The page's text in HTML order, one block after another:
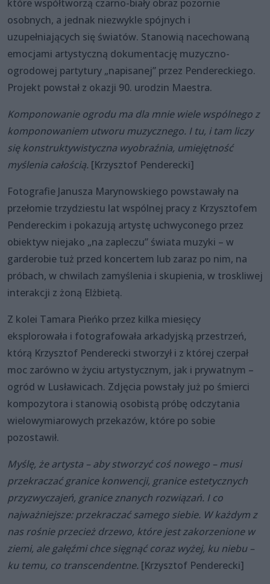
które współtworzą czarno-biały obraz pozornie
osobnych, a jednak niezwykle spójnych i
uzupełniających się światów. Stanowią nacechowaną
emocjami artystyczną dokumentację muzyczno-
ogrodowej partytury „napisanej” przez Pendereckiego.
Projekt powstał z okazji 90. urodzin Maestra.
Komponowanie ogrodu ma dla mnie wiele wspólnego z
komponowaniem utworu muzycznego. I tu, i tam liczy
się konstruktywistyczna wyobraźnia, umiejętność
myślenia całością. [Krzysztof Penderecki]
Fotografie Janusza Marynowskiego powstawały na
przełomie trzydziestu lat wspólnej pracy z Krzysztofem
Pendereckim i pokazują artystę uchwyconego przez
obiektyw niejako „na zapleczu” świata muzyki – w
garderobie tuż przed koncertem lub zaraz po nim, na
próbach, w chwilach zamyślenia i skupienia, w troskliwej
interakcji z żoną Elżbietą.
Z kolei Tamara Pieńko przez kilka miesięcy
eksplorowała i fotografowała arkadyjską przestrzeń,
którą Krzysztof Penderecki stworzył i z której czerpał
moc zarówno w życiu artystycznym, jak i prywatnym –
ogród w Lusławicach. Zdjęcia powstały już po śmierci
kompozytora i stanowią osobistą próbę odczytania
wielowymiarowych przekazów, które po sobie
pozostawił.
Myślę, że artysta – aby stworzyć coś nowego – musi
przekraczać granice konwencji, granice estetycznych
przyzwyczajeń, granice znanych rozwiązań. I co
najważniejsze: przekraczać samego siebie. W każdym z
nas rośnie przecież drzewo, które jest zakorzenione w
ziemi, ale gałęźmi chce sięgnąć coraz wyżej, ku niebu –
ku temu, co transcendentne. [Krzysztof Penderecki]